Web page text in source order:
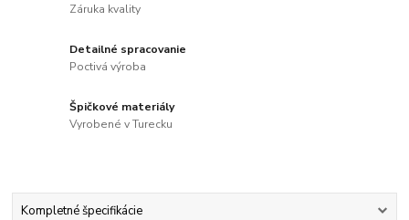
Záruka kvality
Detailné spracovanie
Poctivá výroba
Špičkové materiály
Vyrobené v Turecku
Kompletné špecifikácie